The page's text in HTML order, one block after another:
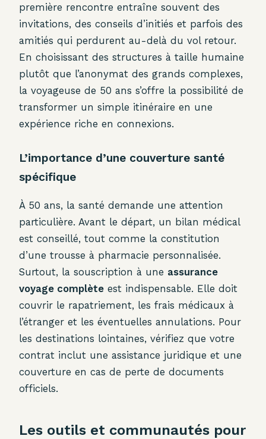
première rencontre entraîne souvent des
invitations, des conseils d’initiés et parfois des
amitiés qui perdurent au-delà du vol retour.
En choisissant des structures à taille humaine
plutôt que l’anonymat des grands complexes,
la voyageuse de 50 ans s’offre la possibilité de
transformer un simple itinéraire en une
expérience riche en connexions.
L’importance d’une couverture santé
spécifique
À 50 ans, la santé demande une attention
particulière. Avant le départ, un bilan médical
est conseillé, tout comme la constitution
d’une trousse à pharmacie personnalisée.
Surtout, la souscription à une assurance
voyage complète est indispensable. Elle doit
couvrir le rapatriement, les frais médicaux à
l’étranger et les éventuelles annulations. Pour
les destinations lointaines, vérifiez que votre
contrat inclut une assistance juridique et une
couverture en cas de perte de documents
officiels.
Les outils et communautés pour